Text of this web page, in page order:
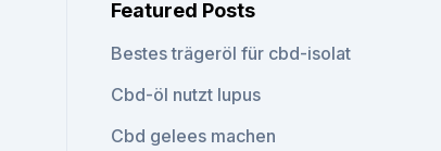
Featured Posts
Bestes trägeröl für cbd-isolat
Cbd-öl nutzt lupus
Cbd gelees machen